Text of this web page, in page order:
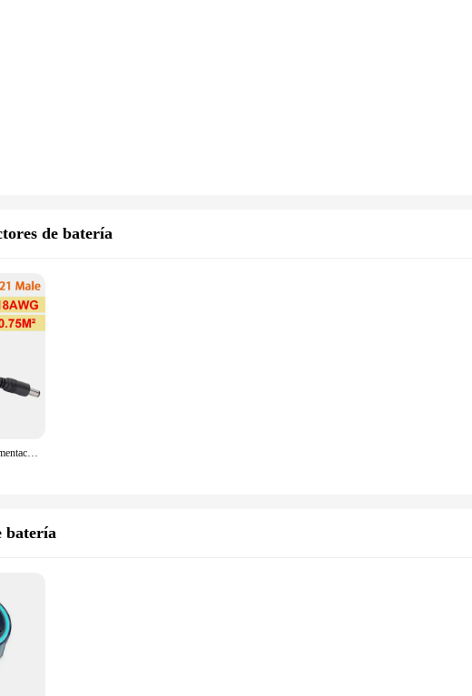
de batería
Adaptador de Cable de alimentación para gafas, conector macho/hembra XT60 de 18AWG a DC 5,5x2,5, 5,5x2,1mm, 5521 5525, adaptador de carga de batería Ca
batería